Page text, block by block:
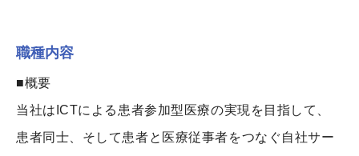
職種内容
■概要
当社はICTによる患者参加型医療の実現を目指して、
患者同士、そして患者と医療従事者をつなぐ自社サー